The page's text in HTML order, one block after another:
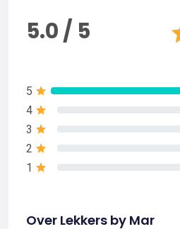
5.0 / 5
5
4
3
2
1
Over Lekkers by Mar